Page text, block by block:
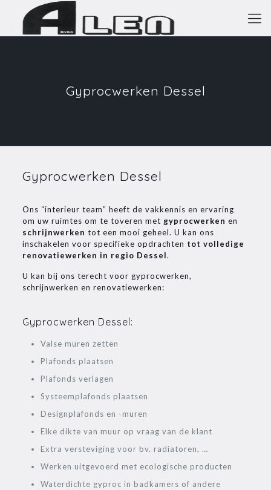
Gyprocwerken Dessel
Gyprocwerken Dessel
Ons “interieur team” heeft de vakkennis en ervaring
om uw ruimtes om te toveren met gyprocwerken en
schrijnwerken tot een mooi geheel. U kan ons
inschakelen voor specifieke opdrachten tot volledige
renovatiewerken in regio Dessel.
U kan bij ons terecht voor gyprocwerken,
schrijnwerken en renovatiewerken:
Gyprocwerken Dessel:
Valse muren zetten
Plafonds plaatsen
Plafonds verlagen
Systeemplafonds plaatsen
Designplafonds en -muren
Elke dikte van muur op vraag van de klant
Extra versteviging voor bv. radiatoren, …
Werken uitgevoerd met ecologische producten
Waterdichte gyproc in badkamers of andere